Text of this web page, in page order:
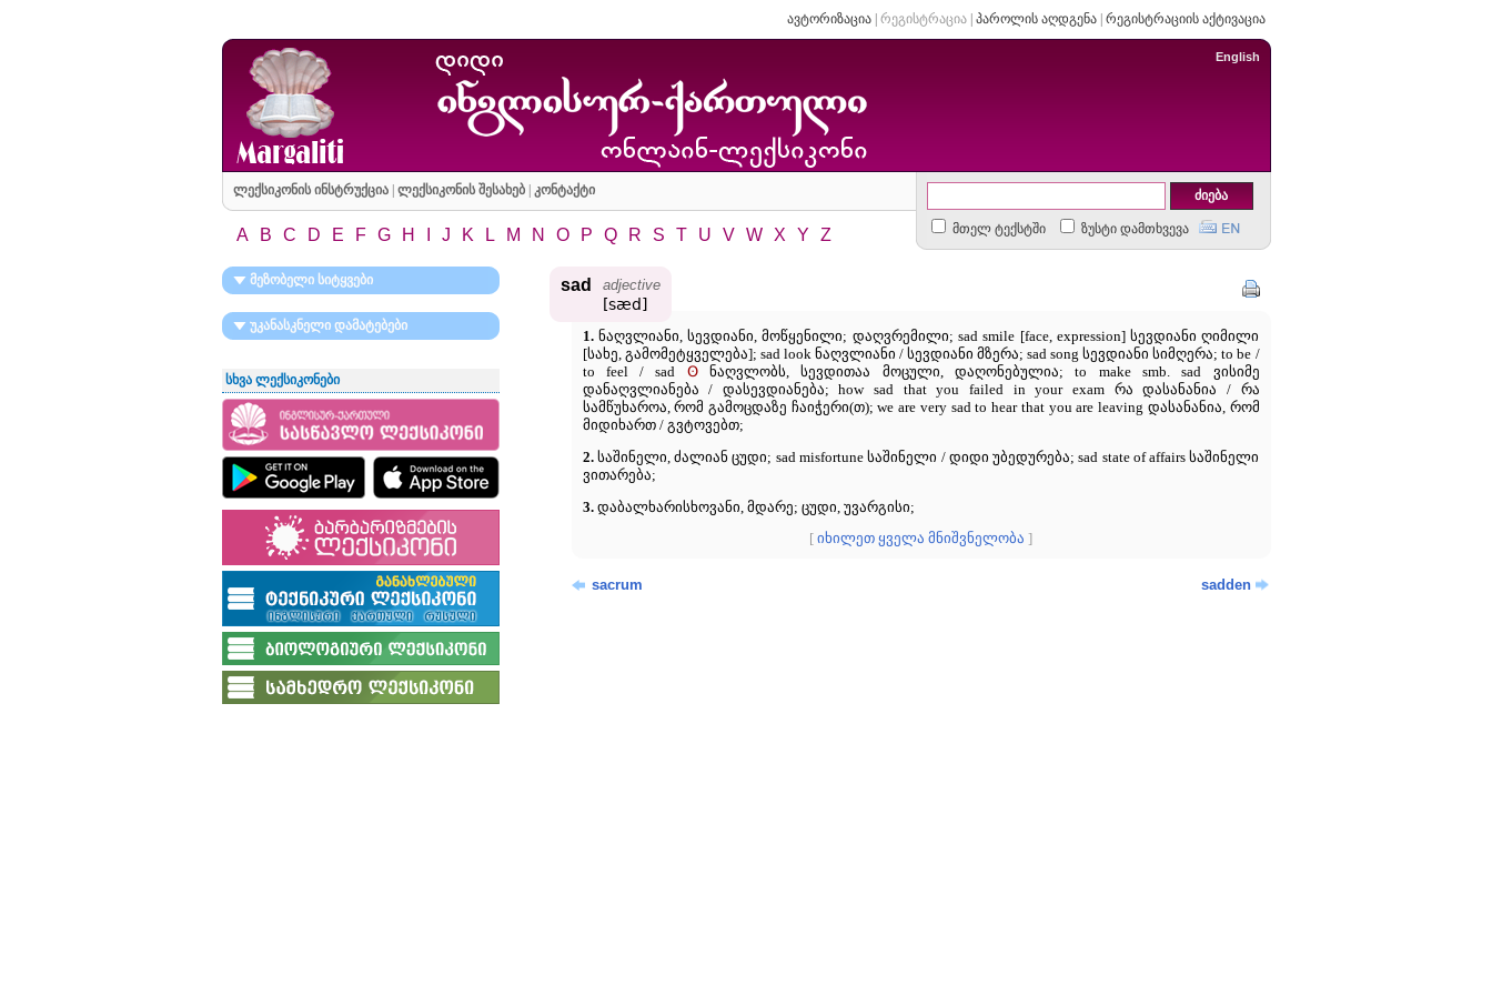
ავტორიზაცია| რეგისტრაცია| პაროლის აღდგენა| რეგისტრაციის აქტივაცია
English
ლექსიკონის ინსტრუქცია| ლექსიკონის შესახებ| კონტაქტი
მთელ ტექსტში ზუსტი დამთხვევა
A B C D E F G H J K L M N O P Q R S T U V W X Y Z
მეზობელი სიტყვები
უკანასკნელი დამატებები
სხვა ლექსიკონები
sad adjective
[sæd]
1.ნაღვლიანი, სევდიანი, მოწყენილი; დაღვრემილი; sad smile [face, expression] სევდიანი ღიმილი
[სახე, გამომეტყველება]; sad look ნაღვლიანი / სევდიანი მზერა; sad song სევდიანი სიმღერა; to be /
to feel / sad ʘნაღვლობს, სევდითაა მოცული, დაღონებულია; to make smb. sad ვისიმე
დანაღვლიანება / დასევდიანება; how sad that you failed in your exam რა დასანანია / რა
სამწუხაროა, რომ გამოცდაზე ჩაიჭერი(თ); we are very sad to hear that you are leaving დასანანია, რომ
მიდიხართ / გვტოვებთ;
2.საშინელი, ძალიან ცუდი; sad misfortune საშინელი / დიდი უბედურება; sad state of affairs საშინელი
ვითარება;
3.დაბალხარისხოვანი, მდარე; ცუდი, უვარგისი;
[ იხილეთ ყველა მნიშვნელობა ]
sacrum sadden